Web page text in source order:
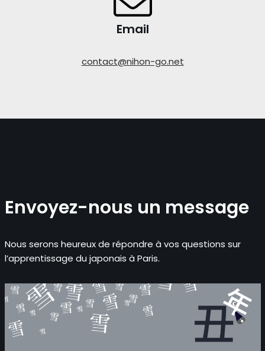
Email
contact@nihon-go.net
Envoyez-nous un message
Nous serons heureux de répondre à vos questions sur
l’apprentissage du japonais à Paris.